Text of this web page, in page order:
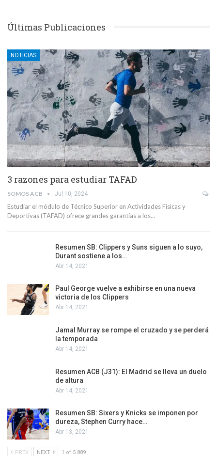
Últimas Publicaciones
NOTICIAS
3 razones para estudiar TAFAD
SOMOS ACB Jul 10, 2024
Estudiar el módulo de Técnico Superior en Actividades Físicas y
Deportivas (TAFAD) ofrece grandes garantías a los…
Resumen SB: Clippers y Suns siguen a lo suyo,
Durant sostiene a los…
Abr 14, 2021
Paul George vuelve a exhibirse en una nueva
victoria de los Clippers
Abr 14, 2021
Jamal Murray se rompe el cruzado y se perderá
la temporada
Abr 14, 2021
Resumen ACB (J31): El Madrid se lleva un duelo
de altura
Abr 14, 2021
Resumen SB: Sixers y Knicks se imponen por
dureza, Stephen Curry hace…
Abr 13, 2021
PREV NEXT 1 of 5.889